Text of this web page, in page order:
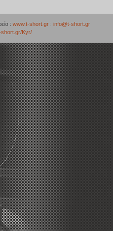
: www.t-short.gr : info@t-short.gr
short.gr/Kyr/